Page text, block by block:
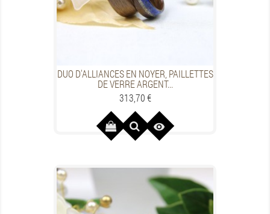
DUO D'ALLIANCES EN NOYER, PAILLETTES
DE VERRE ARGENT...
Prezzo
313,70 €
